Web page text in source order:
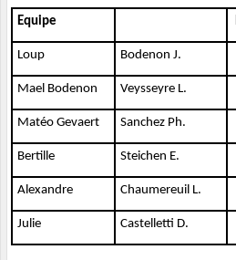
Equipe
Loup Bodenon J.
Mael Bodenon Veysseyre L.
Matéo Gevaert Sanchez Ph.
Bertille Steichen E.
Alexandre Chaumereuil L.
Julie Castelletti D.